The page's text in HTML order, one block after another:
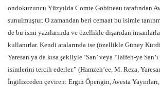
ondokuzuncu Yüzyılda Comte Gobineau tarafından
sunulmuştur. O zamandan beri cemaat bu isimle
de bu ismi yazılarında ve özellikle dışarıdan
kullanırlar. Kendi aralarında ise (özellikle Güney
Yaresan ya da kısa şekliyle ‘San’ veya ‘Taifeh-ye San’ı
isimlerini tercih ederler.” (Hamzeh’ee, M. Reza,
İngilizceden çeviren: Ergin Öpengin, Avesta